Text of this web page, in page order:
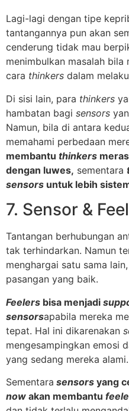
Lagi-lagi dengan tipe
tantangannya pun akan
cenderung tidak mau
menimbulkan masalah
cara thinkers dalam
Di sisi lain, para thinkers
hambatan bagi sensors
Namun, bila di antara
memahami perbedaan
membantu thinkers
dengan luwes, sementara
sensors untuk lebih
7. Sensor &
Tantangan berhubungan
tak terhindarkan. Namun
menghargai satu sama
pasangan yang baik.
Feelers bisa menjadi
sensorsapabila mereka
tepat. Hal ini dikarenakan
mengesampingkan emosi
yang sedang mereka alami.
Sementara sensors yang
now akan membantu